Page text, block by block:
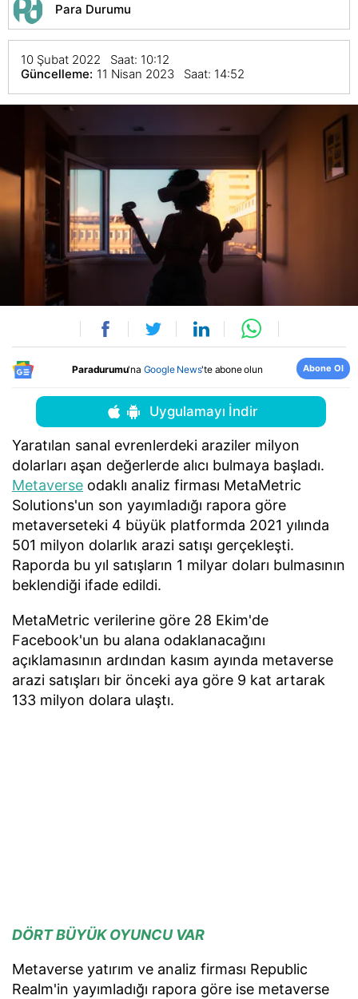
Para Durumu
10 Şubat 2022 Saat: 10:12
Güncelleme: 11 Nisan 2023 Saat: 14:52
Paradurumu'na Google News'te abone olun Abone Ol
Uygulamayı İndir
Yaratılan sanal evrenlerdeki araziler milyon
dolarları aşan değerlerde alıcı bulmaya başladı.
Metaverse odaklı analiz firması MetaMetric
Solutions'un son yayımladığı rapora göre
metaverseteki 4 büyük platformda 2021 yılında
501 milyon dolarlık arazi satışı gerçekleşti.
Raporda bu yıl satışların 1 milyar doları bulmasının
beklendiği ifade edildi.
MetaMetric verilerine göre 28 Ekim'de
Facebook'un bu alana odaklanacağını
açıklamasının ardından kasım ayında metaverse
arazi satışları bir önceki aya göre 9 kat artarak
133 milyon dolara ulaştı.
DÖRT BÜYÜK OYUNCU VAR
Metaverse yatırım ve analiz firması Republic
Realm'in yayımladığı rapora göre ise metaverse